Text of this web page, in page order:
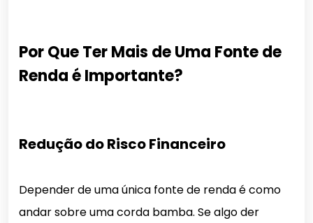
Por Que Ter Mais de Uma Fonte de
Renda é Importante?
Redução do Risco Financeiro
Depender de uma única fonte de renda é como
andar sobre uma corda bamba. Se algo der